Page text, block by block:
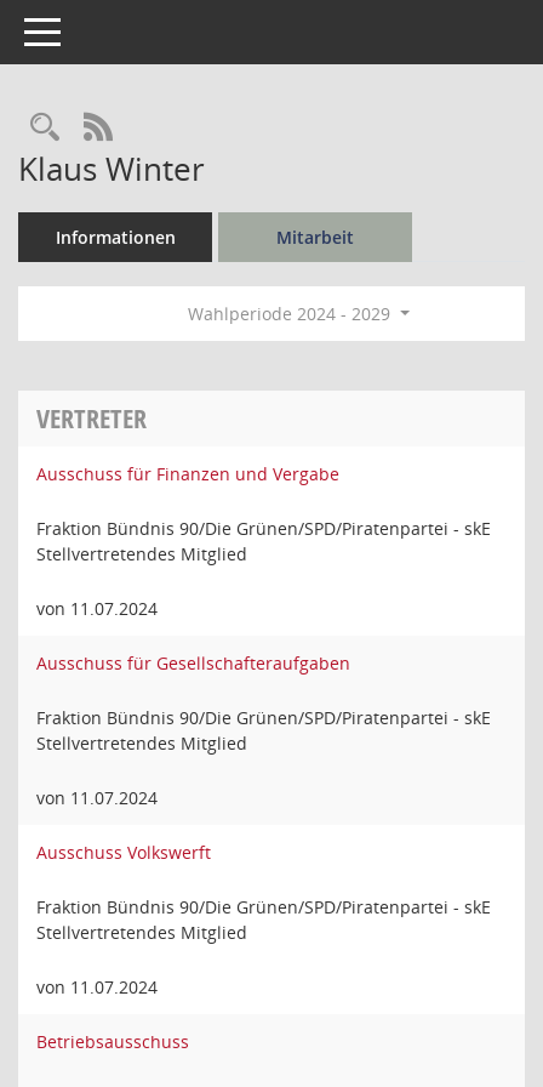
Toggle navigation
Rechercheauswahl
RSS-Feed
Klaus Winter
Informationen Mitarbeit
Wahlperiode 2024 - 2029
VERTRETER
Ausschuss für Finanzen und Vergabe
Fraktion Bündnis 90/Die Grünen/SPD/Piratenpartei - skE
Stellvertretendes Mitglied
von 11.07.2024
Ausschuss für Gesellschafteraufgaben
Fraktion Bündnis 90/Die Grünen/SPD/Piratenpartei - skE
Stellvertretendes Mitglied
von 11.07.2024
Ausschuss Volkswerft
Fraktion Bündnis 90/Die Grünen/SPD/Piratenpartei - skE
Stellvertretendes Mitglied
von 11.07.2024
Betriebsausschuss